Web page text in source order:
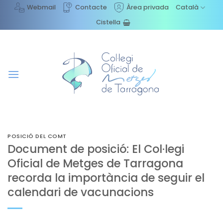
content
Webmail Contacte Àrea privada
Català
Cistella
POSICIÓ DEL COMT
Document de posició: El Col·legi
Oficial de Metges de Tarragona
recorda la importància de seguir el
calendari de vacunacions